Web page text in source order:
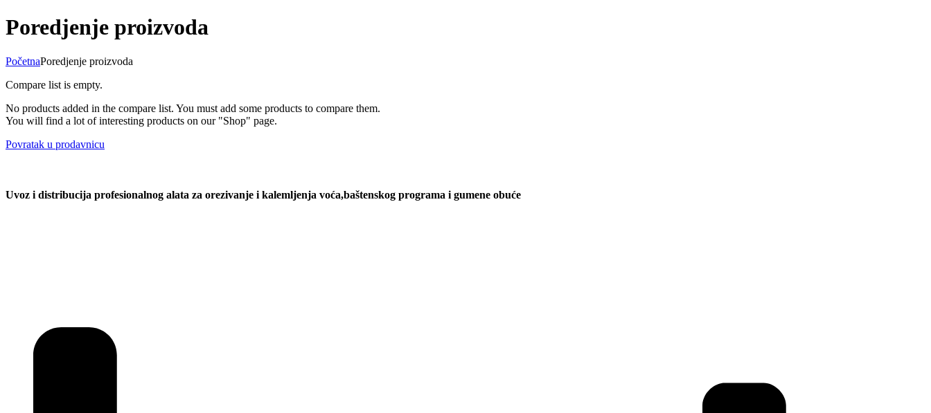
Poredjenje proizvoda
PočetnaPoredjenje proizvoda
Compare list is empty.
No products added in the compare list. You must add some products to compare them.
You will find a lot of interesting products on our "Shop" page.
Povratak u prodavnicu
Uvoz i distribucija profesionalnog alata za orezivanje i kalemljenja voća,baštenskog programa i gumene obuće